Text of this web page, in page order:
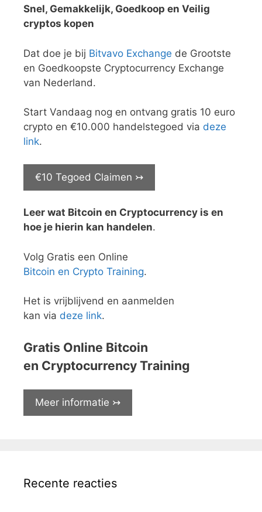
Snel, Gemakkelijk, Goedkoop en Veilig
cryptos kopen
Dat doe je bij Bitvavo Exchange de Grootste
en Goedkoopste Cryptocurrency Exchange
van Nederland.
Start Vandaag nog en ontvang gratis 10 euro
crypto en €10.000 handelstegoed via deze
link.
€10 Tegoed Claimen ↣
Leer wat Bitcoin en Cryptocurrency is en
hoe je hierin kan handelen.
Volg Gratis een Online
Bitcoin en Crypto Training.
Het is vrijblijvend en aanmelden
kan via deze link.
Gratis Online Bitcoin
en Cryptocurrency Training
Meer informatie ↣
Recente reacties